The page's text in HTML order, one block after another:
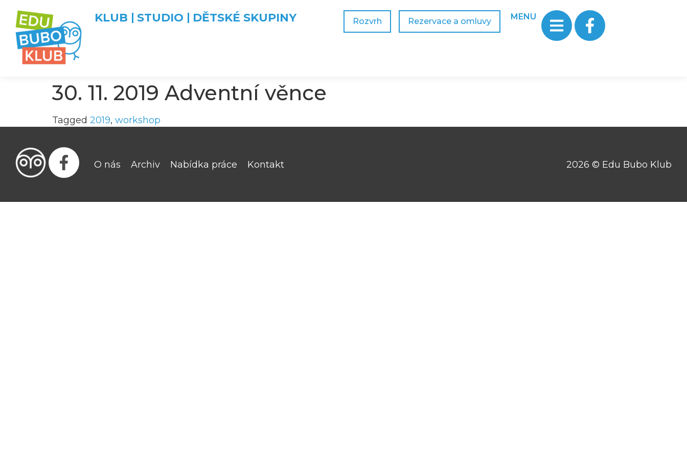
KLUB STUDIO DĚTSKÉ SKUPINY Rozvrh Rezervace a omluvy MENU
30. 11. 2019 Adventní věnce
Tagged 2019, workshop
O nás Archiv Nabídka práce Kontakt 2026 © Edu Bubo Klub